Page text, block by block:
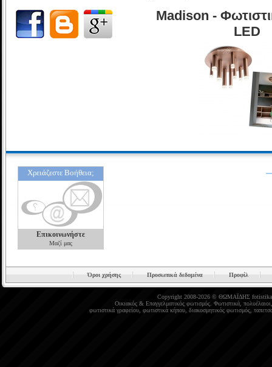
Madison -
LED
Χρειάζεστε Βοήθεια;
Επικοινωνήστε
Μαζί μας
Όροι χρήσης Προσωπικά δεδομένα Προφίλ
Copyright 2008-2026 © ΘΩΜΑΪΔΗΣ
Οικιακός& Επαγγελματικός φωτισμός. Φωτιστικά, πολυέλαιοι
φωτιστικά γραφείου, φωτιστικά κήπου, διακοσμητικός φωτισμός,